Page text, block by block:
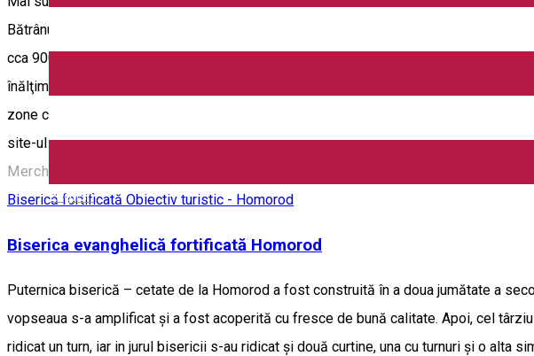
English
Bătrânul Carpaţilor. El are următoarele coordonate GPS: 25º 21' 49.191" long E &
cca 900 de ani; • circumferinţa măsurată la (înăltimea de) 1,3 m de la pământ: 9.3
înălţimea de 3 metri de la pământ prezintă 5 cioturi, urme ale unor ramuri rupte în
zone cu scoarţă arsă superficial, probabil urme ale focurilor făcute de ciobanii
site-ul www.carpaterra.org. Pentru excursii ghidate - 0720985529.
Mercheașa 507107, Romania
Biserică fortificată Obiectiv turistic - Homorod
Biserica evanghelică fortificată Homorod
Puternica biserică – cetate de la Homorod a fost construită în a doua jumătate a
vopseaua s-a amplificat și a fost acoperită cu fresce de bună calitate. Apoi, cel
ridicat un turn, iar in jurul bisericii s-au ridicat și două curtine, una cu turnuri și o alta